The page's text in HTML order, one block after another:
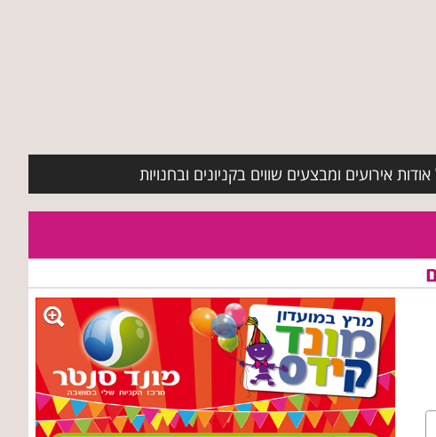
אירועים ומבצעים שווים בקניונים ובחנויות